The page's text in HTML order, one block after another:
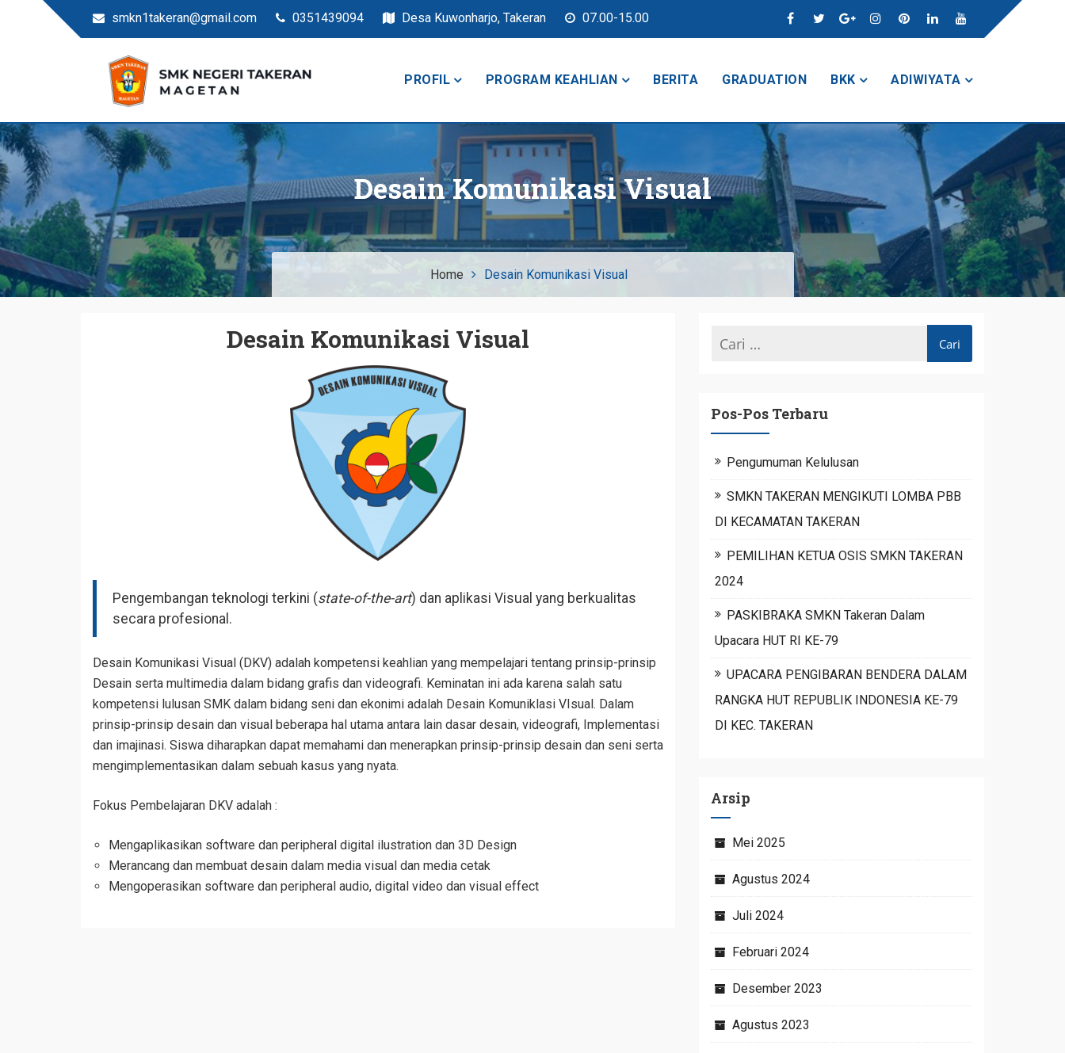
smkn1takeran@gmail.com 0351439094 Desa Kuwonharjo, Takeran 07.00-15.00
Situs Resmi SMKN Takeran
SMK Negeri Takeran
PROFIL PROGRAM KEAHLIAN BERITA GRADUATION BKK ADIWIYATA
Desain Komunikasi Visual
Home Desain Komunikasi Visual
Desain Komunikasi Visual
Pengembangan teknologi terkini (state-of-the-art) dan aplikasi Visual yang berkualitas
secara profesional.
Desain Komunikasi Visual (DKV) adalah kompetensi keahlian yang mempelajari tentang prinsip-prinsip
Desain serta multimedia dalam bidang grafis dan videografi. Keminatan ini ada karena salah satu
kompetensi lulusan SMK dalam bidang seni dan ekonimi adalah Desain Komuniklasi VIsual. Dalam
prinsip-prinsip desain dan visual beberapa hal utama antara lain dasar desain, videografi, Implementasi
dan imajinasi. Siswa diharapkan dapat memahami dan menerapkan prinsip-prinsip desain dan seni serta
mengimplementasikan dalam sebuah kasus yang nyata.
Fokus Pembelajaran DKV adalah :
Mengaplikasikan software dan peripheral digital ilustration dan 3D Design
Merancang dan membuat desain dalam media visual dan media cetak
Mengoperasikan software dan peripheral audio, digital video dan visual effect
Pos-Pos Terbaru
Pengumuman Kelulusan
SMKN TAKERAN MENGIKUTI LOMBA PBB
DI KECAMATAN TAKERAN
PEMILIHAN KETUA OSIS SMKN TAKERAN
2024
PASKIBRAKA SMKN Takeran Dalam
Upacara HUT RI KE-79
UPACARA PENGIBARAN BENDERA DALAM
RANGKA HUT REPUBLIK INDONESIA KE-79
DI KEC. TAKERAN
Arsip
Mei 2025
Agustus 2024
Juli 2024
Februari 2024
Desember 2023
Agustus 2023